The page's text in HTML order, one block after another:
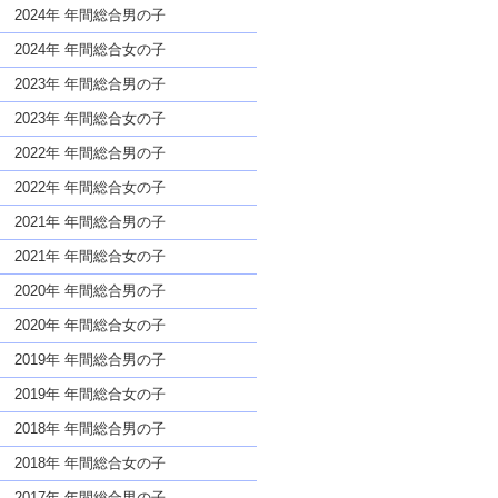
名前であっても奇抜すぎない
2024年 年間総合男の子
2024年 年間総合女の子
2023年 年間総合男の子
2023年 年間総合女の子
2022年 年間総合男の子
2022年 年間総合女の子
2021年 年間総合男の子
2021年 年間総合女の子
2020年 年間総合男の子
2020年 年間総合女の子
2019年 年間総合男の子
2019年 年間総合女の子
2018年 年間総合男の子
2018年 年間総合女の子